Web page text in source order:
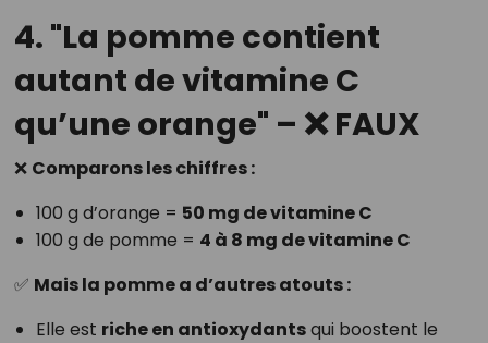
4. "La pomme contient
autant de vitamine C
qu’une orange" – ❌ FAUX
❌ Comparons les chiffres :
100 g d’orange = 50 mg de vitamine C
100 g de pomme = 4 à 8 mg de vitamine C
✅ Mais la pomme a d’autres atouts :
Elle est riche en antioxydantsqui boostent le